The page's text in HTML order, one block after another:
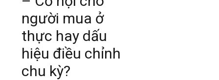
người mua ở
thực hay dấu
hiệu điều chỉnh
chu kỳ?